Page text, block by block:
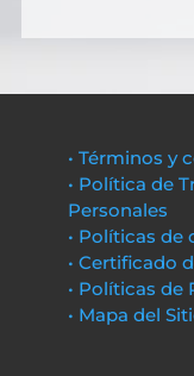
• Términos y
• Política de
Personales
• Políticas de
• Certificado
• Políticas de
• Mapa del